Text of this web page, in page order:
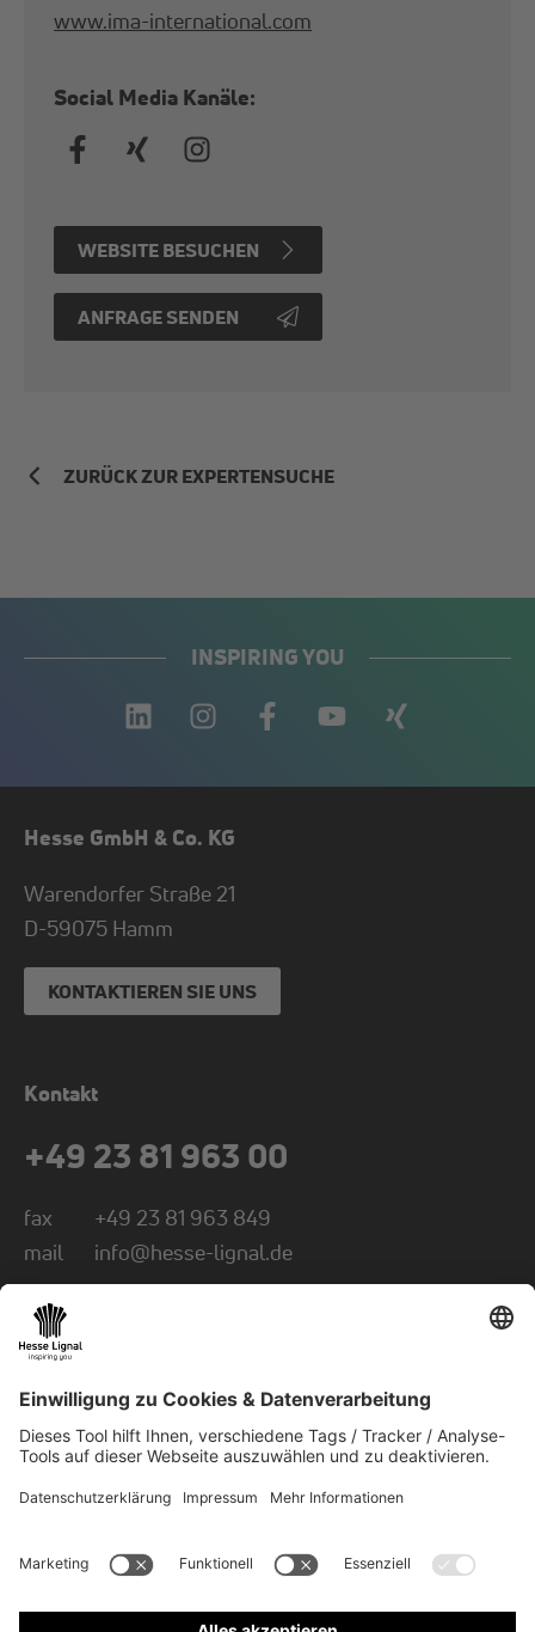
www.ima-international.com
Social Media Kanäle:
WEBSITE BESUCHEN
ANFRAGE SENDEN
ZURÜCK ZUR EXPERTENSUCHE
INSPIRING YOU
Hesse GmbH & Co. KG
Warendorfer Straße 21
D-59075 Hamm
KONTAKTIEREN SIE UNS
Kontakt
+49 23 81 963 00
fax
+49 23 81 963 849
mail
info@hesse-lignal.de
Newsletter
Monatliche News über innovative Produkte
Wählen Sie Ihr Themengebiet: Handwerk oder
© 2026 Hesse GmbH & Co. KG